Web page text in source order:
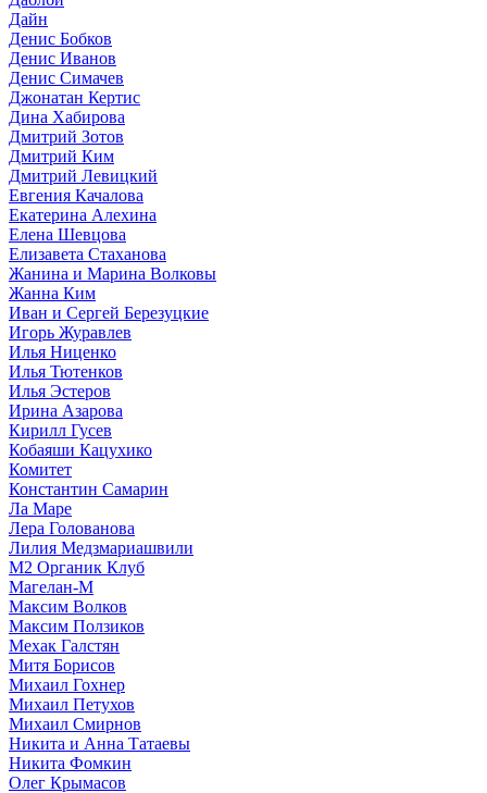
Дайн
Денис Бобков
Денис Иванов
Денис Симачев
Джонатан Кертис
Дина Хабирова
Дмитрий Зотов
Дмитрий Ким
Дмитрий Левицкий
Евгения Качалова
Екатерина Алехина
Елена Шевцова
Елизавета Стаханова
Жанина и Марина Волковы
Жанна Ким
Иван и Сергей Березуцкие
Игорь Журавлев
Илья Ниценко
Илья Тютенков
Илья Эстеров
Ирина Азарова
Кирилл Гусев
Кобаяши Кацухико
Комитет
Константин Самарин
Ла Маре
Лера Голованова
Лилия Медзмариашвили
М2 Органик Клуб
Магелан-М
Максим Волков
Максим Ползиков
Мехак Галстян
Митя Борисов
Михаил Гохнер
Михаил Петухов
Михаил Смирнов
Никита и Анна Татаевы
Никита Фомкин
Олег Крымасов